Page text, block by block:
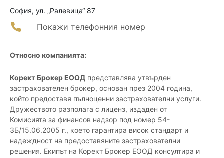
София, ул. „Ралевица“ 87
Покажи телефонния номер
Относно компанията:
Корект Брокер ЕООД представлява утвърден
застрахователен брокер, основан през 2004 година,
който предоставя пълноценни застрахователни услуги.
Дружеството разполага с лиценз, издаден от
Комисията за финансов надзор под номер 54-
3Б/15.06.2005 г., което гарантира висок стандарт и
надеждност на предоставяните застрахователни
решения. Екипът на Корект Брокер ЕООД консултира и